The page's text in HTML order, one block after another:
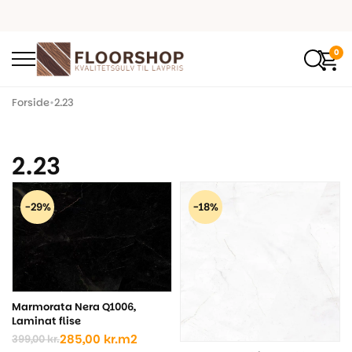
0
Forside•2.23
2.23
-29%
Marmorata Nera Q1006,
Laminat flise
399,00kr.
Den
285,00 kr.
Den
m2
-18%